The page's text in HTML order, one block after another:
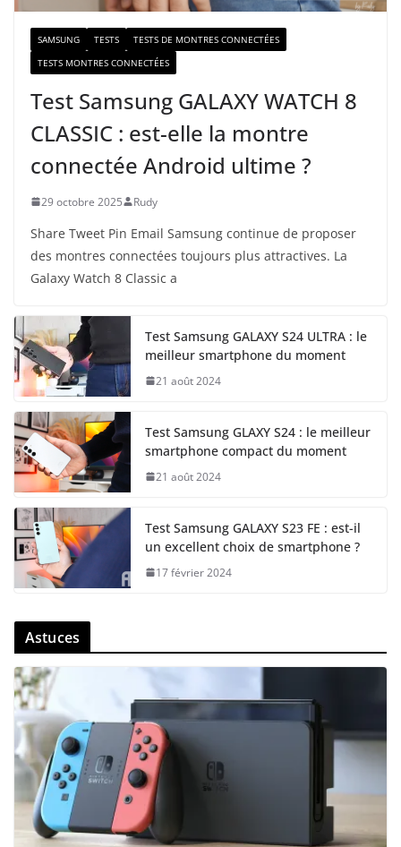
SAMSUNG TESTS
TESTS DE MONTRES CONNECTÉES
TESTS MONTRES CONNECTÉES
Test Samsung GALAXY WATCH 8
CLASSIC : est-elle la montre
connectée Android ultime ?
29 octobre 2025 Rudy
Share Tweet Pin Email Samsung continue de proposer
des montres connectées toujours plus attractives. La
Galaxy Watch 8 Classic a
Test Samsung GALAXY S24 ULTRA : le
meilleur smartphone du moment
21 août 2024
Test Samsung GLAXY S24 : le meilleur
smartphone compact du moment
21 août 2024
Test Samsung GALAXY S23 FE : est-il
un excellent choix de smartphone ?
17 février 2024
Astuces